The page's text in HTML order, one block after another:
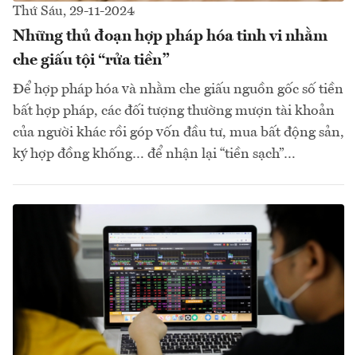
Thứ Sáu, 29-11-2024
Những thủ đoạn hợp pháp hóa tinh vi nhằm
che giấu tội “rửa tiền”
Để hợp pháp hóa và nhằm che giấu nguồn gốc số tiền
bất hợp pháp, các đối tượng thường mượn tài khoản
của người khác rồi góp vốn đầu tư, mua bất động sản,
ký hợp đồng khống… để nhận lại “tiền sạch”…